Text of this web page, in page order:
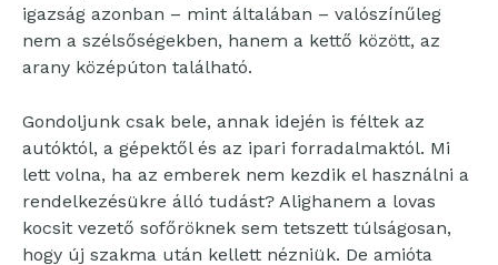
igazság azonban – mint általában – valószínűleg
nem a szélsőségekben, hanem a kettő között, az
arany középúton található.
Gondoljunk csak bele, annak idején is féltek az
autóktól, a gépektől és az ipari forradalmaktól. Mi
lett volna, ha az emberek nem kezdik el használni a
rendelkezésükre álló tudást? Alighanem a lovas
kocsit vezető sofőröknek sem tetszett túlságosan,
hogy új szakma után kellett nézniük. De amióta